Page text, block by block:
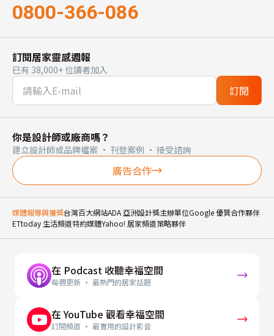
0800-366-086
訂閱居家靈感週報
已有 38,000+ 位讀者加入
訂閱
你是設計師或廠商嗎？
建立設計師或品牌檔案 · 刊登案例 · 接受諮詢
廣告合作
媒體報導與獲獎台灣百大網站ADA 亞洲設計獎主辦單位Google 優質合作夥伴
ETtoday 生活頻道特約媒體Yahoo! 居家頻道策略夥伴
在 Podcast 收聽幸福空間
每週更新 · 最熱門的居家話題
在 YouTube 觀看幸福空間
訂閱頻道 · 最實用的設計影音